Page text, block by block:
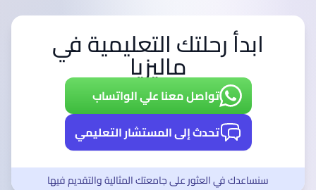
ابدأ رحلتك التعليمية في
ماليزيا
تواصل معنا علي الواتساب
تحدث إلى المستشار التعليمي
سنساعدك في العثور على جامعتك المثالية والتقديم فيها